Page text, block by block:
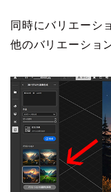
同時にバリエーシ
他のバリエーショ